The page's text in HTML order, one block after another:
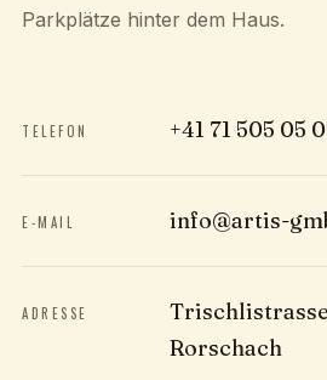
Parkplätze hinter dem Haus.
TELEFON +41 71 505 05
E-MAIL info@artis-
ADRESSE
Trischlistrasse
Rorschach